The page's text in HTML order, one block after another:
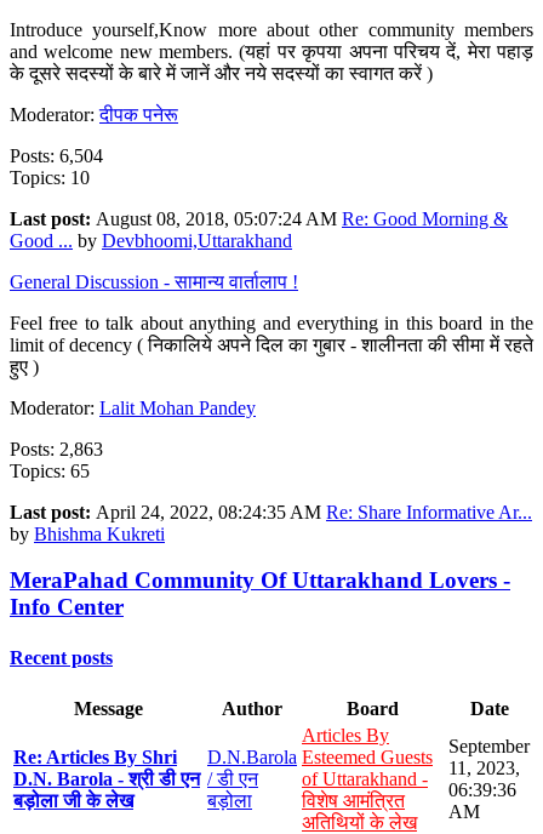
Introduce yourself,Know more about other community members
and welcome new members. (यहां पर कृपया अपना परिचय दें, मेरा पहाड़
के दूसरे सदस्यों के बारे में जानें और नये सदस्यों का स्वागत करें )
Moderator:दीपक पनेरू
Posts: 6,504
Topics: 10
Last post: August 08, 2018, 05:07:24 AM Re: Good Morning &
Good ... by Devbhoomi,Uttarakhand
General Discussion - सामान्य वार्तालाप !
Feel free to talk about anything and everything in this board in the
limit of decency ( निकालिये अपने दिल का गुबार - शालीनता की सीमा में रहते
हुए )
Moderator: Lalit Mohan Pandey
Posts: 2,863
Topics: 65
Last post: April 24, 2022, 08:24:35 AM Re: Share Informative Ar...
by Bhishma Kukreti
MeraPahad Community Of Uttarakhand Lovers -
Info Center
Recent posts
Message Author Board Date
Re: Articles By Shri
D.N. Barola - श्री डी एन
बड़ोला जी के लेख
D.N.Barola
/ डी एन
बड़ोला
Articles By
Esteemed Guests
of Uttarakhand -
विशेष आमंत्रित
अतिथियों के लेख
September
11, 2023,
06:39:36
AM